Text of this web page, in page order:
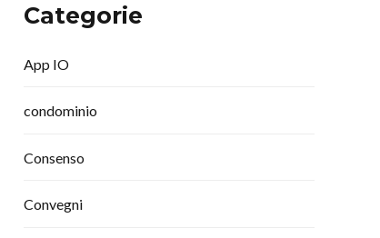
Categorie
App IO
condominio
Consenso
Convegni